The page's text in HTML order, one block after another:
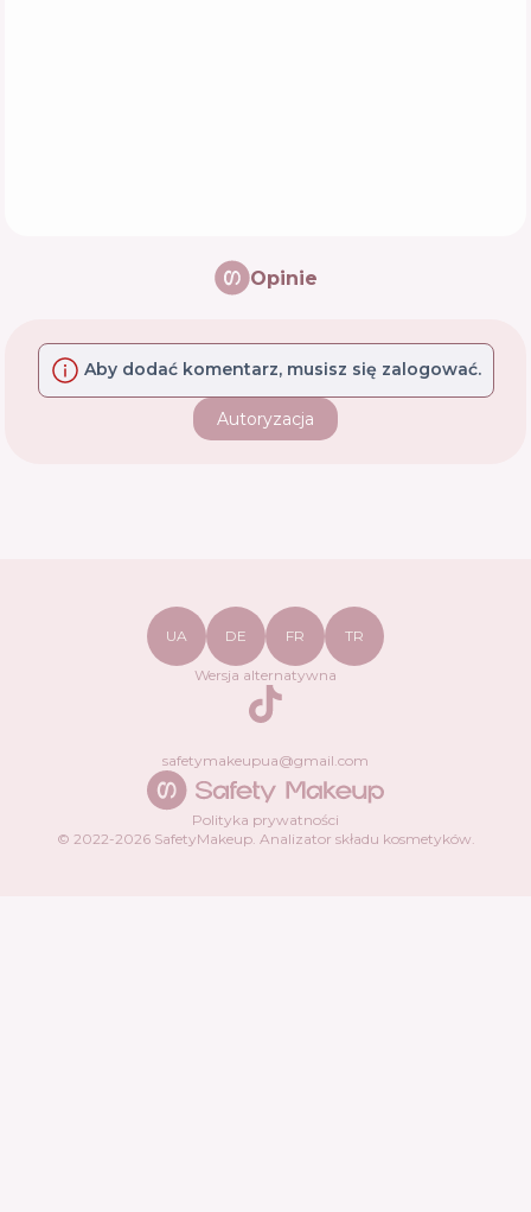
Opinie
Aby dodać komentarz, musisz się zalogować.
Autoryzacja
Polityka prywatności
© 2022-2026SafetyMakeup. Analizator składu kosmetyków.
UA DE FR TR
Wersja alternatywna
TikTok
safetymakeupua@gmail.com